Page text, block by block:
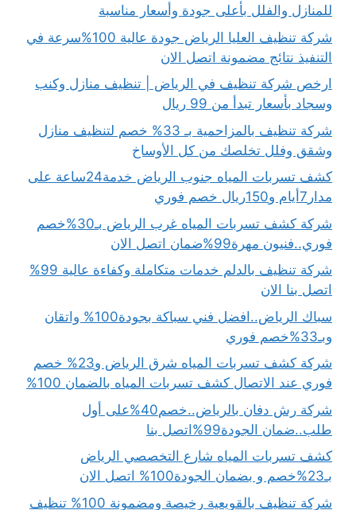
للمنازل والفلل بأعلى جودة وأسعار مناسبة
شركة تنظيف العليا الرياض جودة عالية 100%سرعة في
التنفيذ نتائج مضمونة اتصل الان
ارخص شركة تنظيف في الرياض | تنظيف منازل وكنب
وسجاد بأسعار تبدأ من 99 ريال
شركة تنظيف بالمزاحمية بـ 33% خصم لتنظيف منازل
وشقق وفلل تخلصك من كل الأوساخ
كشف تسربات المياه جنوب الرياض خدمة24ساعة على
مدار7أيام و150ريال خصم فوري
شركة كشف تسربات المياه غرب الرياض بـ30%خصم
فوري..فنيون مهرة99%ضمان اتصل الان
شركة تنظيف بالدلم خدمات متكاملة وكفاءة عالية 99%
اتصل بنا الان
سباك الرياض..افضل فني سباكة بجودة100% واتقان
وبـ33%خصم فوري
شركة كشف تسربات المياه شرق الرياض و23% خصم
فوري عند الاتصال كشف تسربات المياه بالضمان 100%
شركة رش دفان بالرياض..خصم40%على أول
طلب..ضمان الجودة99%اتصل بنا
كشف تسربات المياه شارع التخصصي الرياض
بـ23%خصم و بضمان الجودة100% اتصل الان
شركة تنظيف بالقويعية رخيصة ومضمونة 100% تنظيف